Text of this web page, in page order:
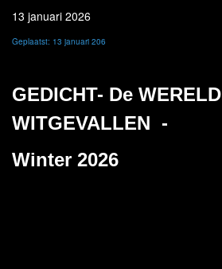
13 januari 2026
Geplaatst: 13 januari 206
GEDICHT- De WERELD
WITGEVALLEN -
Winter 2026